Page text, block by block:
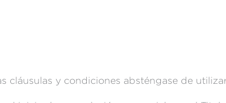
cláusulas y condiciones absténgase de